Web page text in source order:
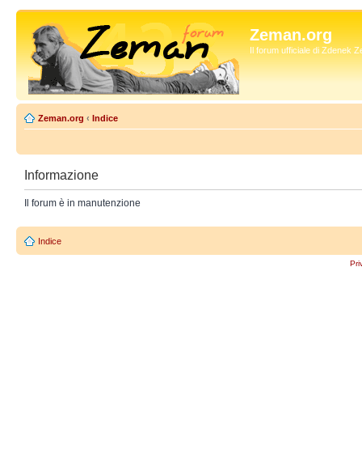
Zeman.org
Il forum ufficiale di Zdenek
Zeman.org ‹ Indice
Informazione
Il forum è in manutenzione
Indice